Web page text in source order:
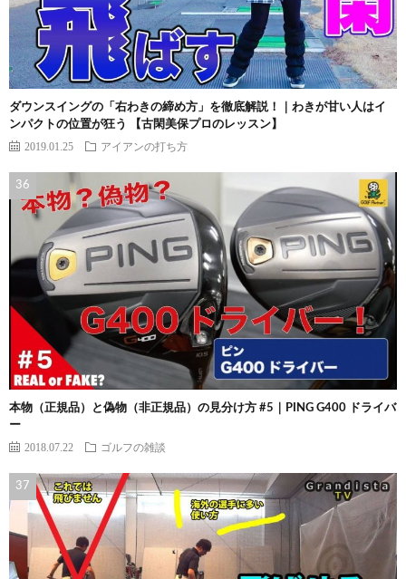
ダウンスイングの「右わきの締め方」を徹底解説！｜わきが甘い人はイ
ンパクトの位置が狂う 【古閑美保プロのレッスン】
2019.01.25 アイアンの打ち方
本物（正規品）と偽物（非正規品）の見分け方 #5｜PING G400 ドライバ
ー
2018.07.22 ゴルフの雑談